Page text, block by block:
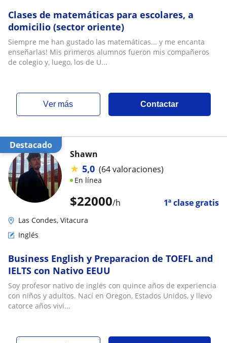
Clases de matemáticas para escolares, a
domicilio (sector oriente)
Siempre me han gustado las matemáticas... y me encanta
enseñarlas! Mis primeros alumnos fueron mis compañeros
de colegio y, luego, los de U...
ver más Contactar
Destacado
$22000/h 1ª clase gratis
Shawn
★ 5,0 (64 valoraciones)
En línea
Las Condes, Vitacura
Inglés
Business English y Preparacion de TOEFL and
IELTS con Nativo EEUU
Soy profesor nativo de inglés con quince años de experiencia
con niños y adultos. Nací en Oregon, Estados Unidos, y llevo
catorce años vivi...